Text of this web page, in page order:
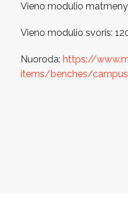
Vieno modulio
Vieno modulio svoris:
Nuoroda: https://
items/benches/